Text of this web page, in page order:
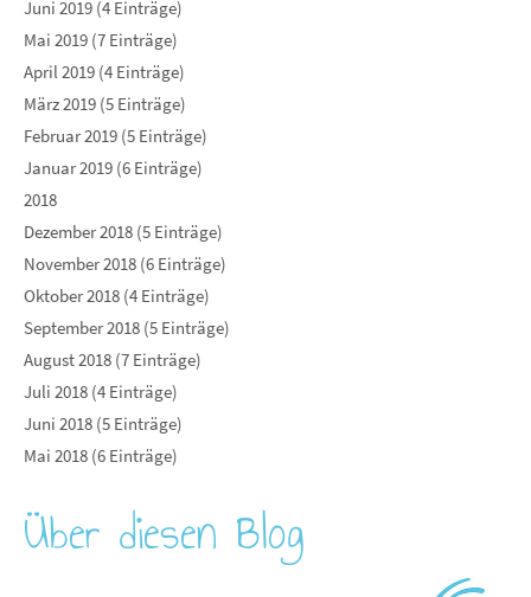
Juni 2019 (4 Einträge)
Mai 2019 (7 Einträge)
April 2019 (4 Einträge)
März 2019 (5 Einträge)
Februar 2019 (5 Einträge)
Januar 2019 (6 Einträge)
2018
Dezember 2018 (5 Einträge)
November 2018 (6 Einträge)
Oktober 2018 (4 Einträge)
September 2018 (5 Einträge)
August 2018 (7 Einträge)
Juli 2018 (4 Einträge)
Juni 2018 (5 Einträge)
Mai 2018 (6 Einträge)
Über diesen Blog